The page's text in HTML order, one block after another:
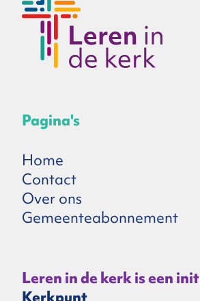
Pagina's
Home
Contact
Over ons
Gemeenteabonnement
Leren in de kerk is een